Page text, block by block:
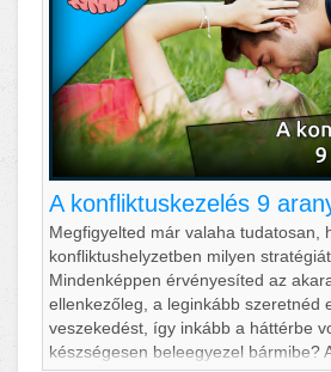
A konfliktuskezelés 9
Megfigyelted már valaha tudatosan,
konfliktushelyzetben milyen
Mindenképpen érvényesíted az
ellenkezőleg, a leginkább szeretnéd
veszekedést, így inkább a háttérbe
készségesen beleegyezel bármibe?